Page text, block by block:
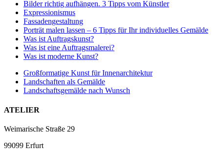
Bilder richtig aufhängen. 3 Tipps vom Künstler
Expressionismus
Fassadengestaltung
Porträt malen lassen – 6 Tipps für Ihr individuelles Gemälde
Was ist Auftragskunst?
Was ist eine Auftragsmalerei?
Was ist moderne Kunst?
Großformatige Kunst für Innenarchitektur
Landschaften als Gemälde
Landschaftsgemälde nach Wunsch
ATELIER
Weimarische Straße 29
99099 Erfurt